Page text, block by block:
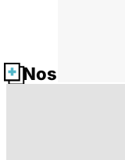
Nos fiches